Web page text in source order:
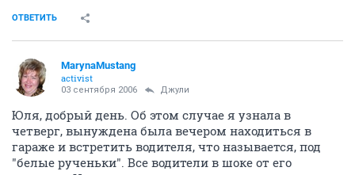
ОТВЕТИТЬ
MarynaMustang
activist
03 сентября 2006 Джули
Юля, добрый день. Об этом случае я узнала в
четверг, вынуждена была вечером находиться в
гараже и встретить водителя, что называется, под
"белые рученьки". Все водители в шоке от его